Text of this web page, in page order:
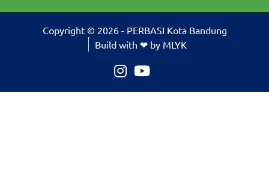
Copyright © 2026 - PERBASI Kota Bandung
Build with ❤ by MLYK